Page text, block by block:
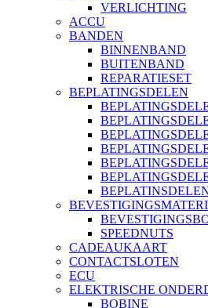
VERLICHTING
ACCU
BANDEN
BINNENBAND
BUITENBAND
REPARATIESET
BEPLATINGSDELEN
SPEEDNUTS
CADEAUKAART
CONTACTSLOTEN
ECU
ELEKTRISCHE
BOBINE